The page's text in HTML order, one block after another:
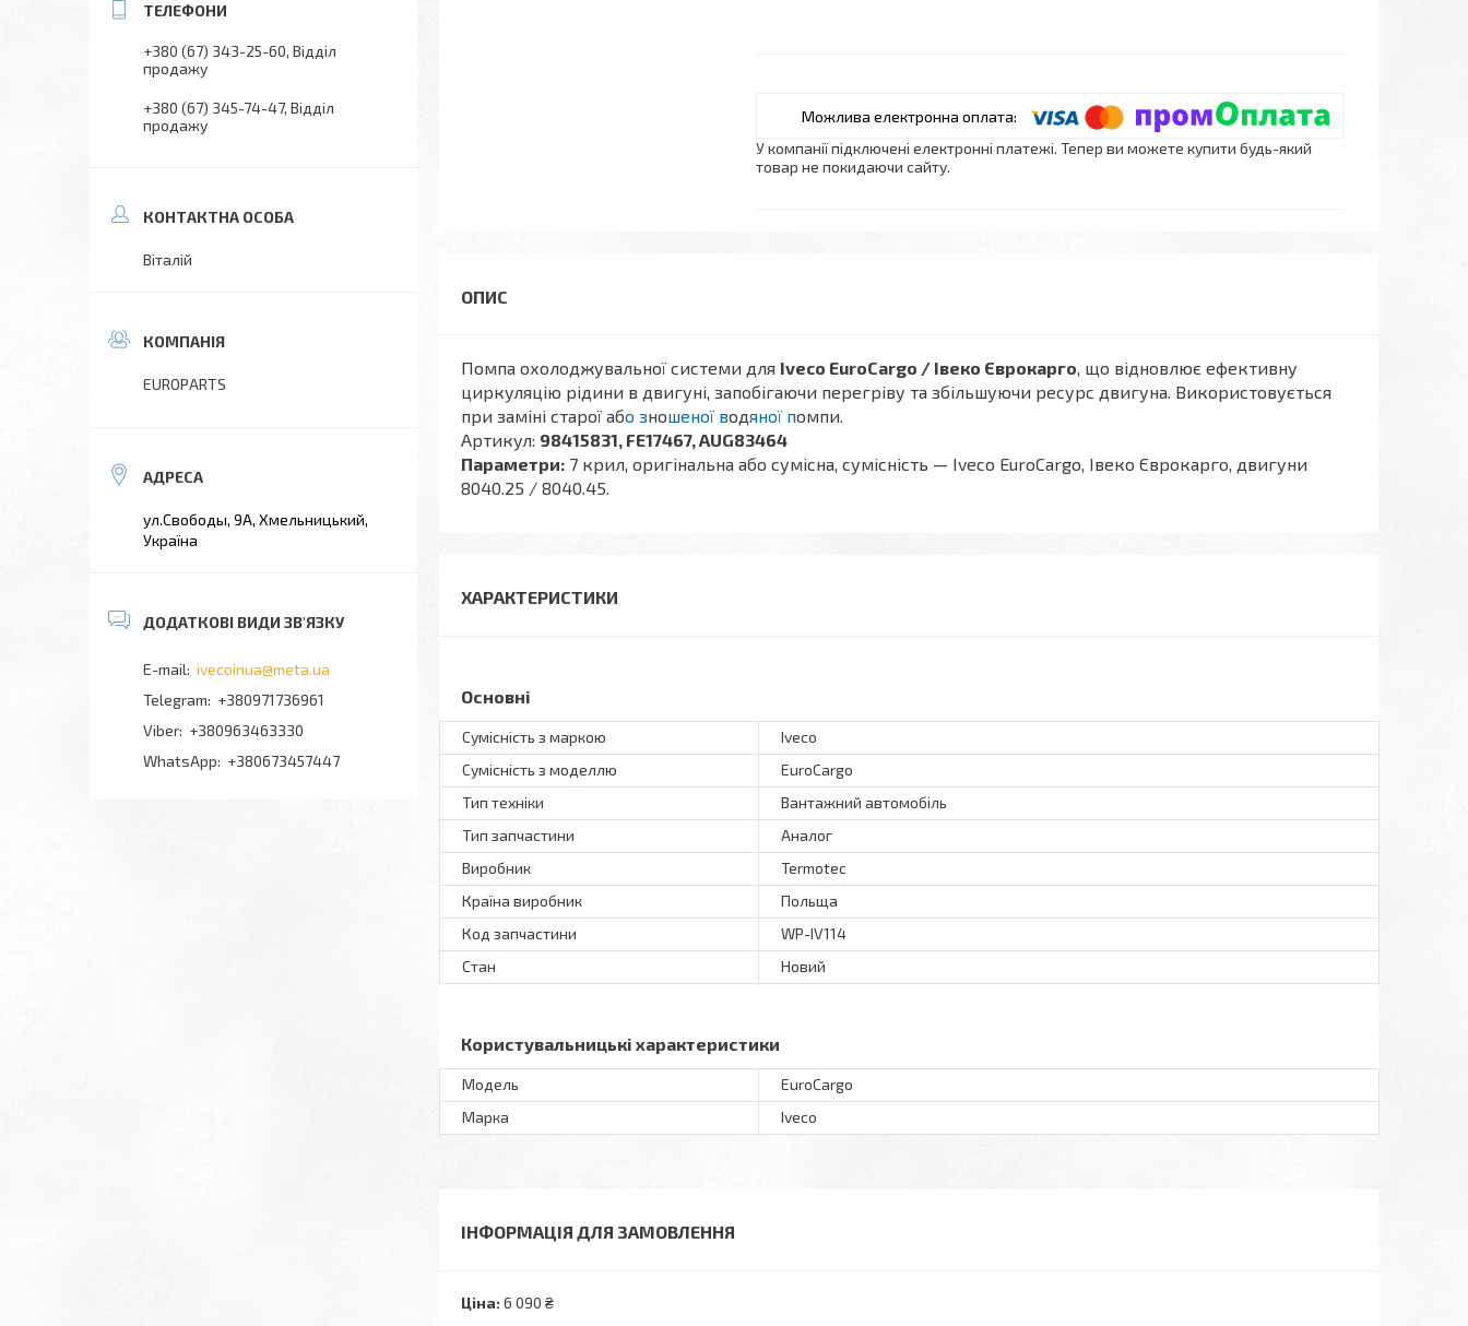
У компанії підключені електронні платежі. Тепер ви можете купити будь-який
товар не покидаючи сайту.
Помпа охолоджувальної системи для Iveco EuroCargo / Івеко Єврокарго, що відновлює ефективну
циркуляцію рідини в двигуні, запобігаючи перегріву та збільшуючи ресурс двигуна. Використовується
при заміні старої або зношеної водяної помпи.
Артикул: 98415831, FE17467, AUG83464
Параметри: 7 крил, оригінальна або сумісна, сумісність — Iveco EuroCargo, Івеко Єврокарго, двигуни
8040.25 / 8040.45.
ХАРАКТЕРИСТИКИ
Основні
Сумісність з маркою
Iveco
Сумісність з моделлю
EuroCargo
Тип техніки
Вантажний автомобіль
Тип запчастини
Аналог
Виробник
Termotec
Країна виробник
Польща
Код запчастини
WP-IV114
Стан
Новий
Користувальницькі характеристики
Модель
EuroCargo
Марка
Iveco
ІНФОРМАЦІЯ ДЛЯ ЗАМОВЛЕННЯ
Ціна: 6 090 ₴
+380 (67) 343-25-60 Відділ
продажу
+380 (67) 345-74-47 Відділ
продажу
Віталій
EUROPARTS
ул.Свободы, 9А, Хмельницький,
Україна
ivecoinua@meta.ua
+380971736961
+380963463330
+380673457447